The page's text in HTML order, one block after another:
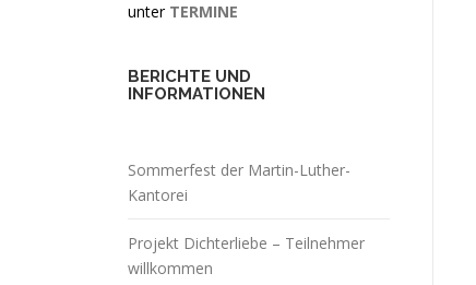
unter TERMINE
BERICHTE UND
INFORMATIONEN
Sommerfest der Martin-Luther-
Kantorei
Projekt Dichterliebe – Teilnehmer
willkommen